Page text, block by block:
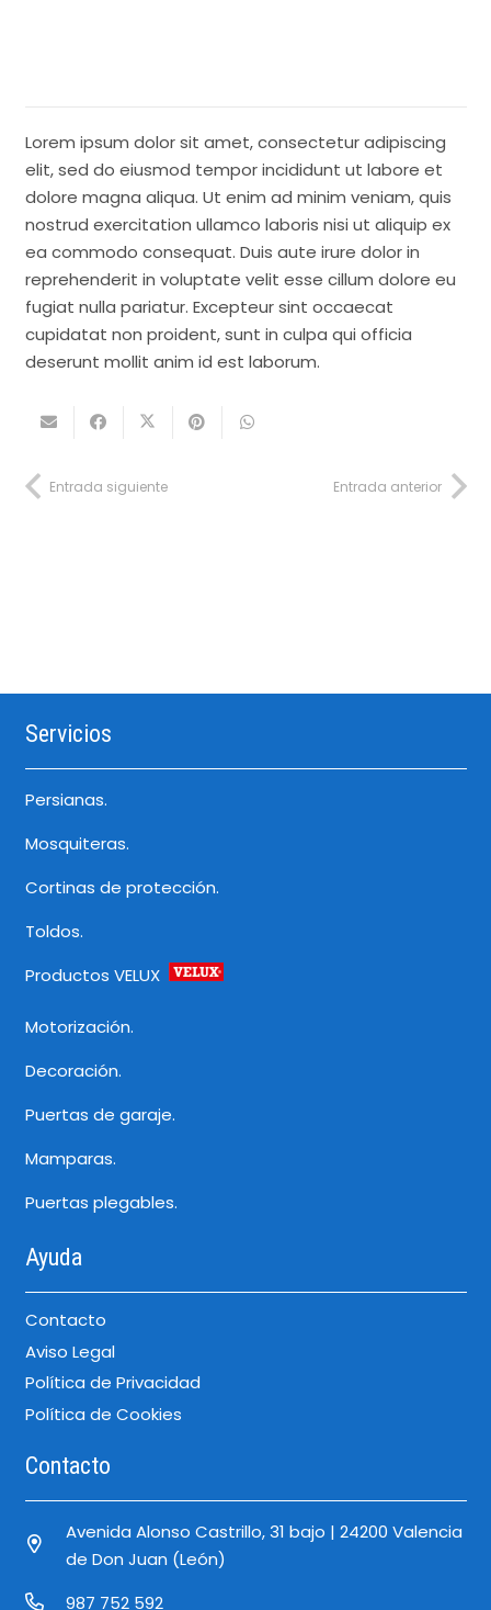
Lorem ipsum dolor sit amet, consectetur adipiscing
elit, sed do eiusmod tempor incididunt ut labore et
dolore magna aliqua. Ut enim ad minim veniam, quis
nostrud exercitation ullamco laboris nisi ut aliquip ex
ea commodo consequat. Duis aute irure dolor in
reprehenderit in voluptate velit esse cillum dolore eu
fugiat nulla pariatur. Excepteur sint occaecat
cupidatat non proident, sunt in culpa qui officia
deserunt mollit anim id est laborum.
Entrada siguiente Entrada anterior
Servicios
Persianas.
Mosquiteras.
Cortinas de protección.
Toldos.
Productos VELUX
Motorización.
Decoración.
Puertas de garaje.
Mamparas.
Puertas plegables.
Ayuda
Contacto
Aviso Legal
Política de Privacidad
Política de Cookies
Contacto
Avenida Alonso Castrillo, 31 bajo | 24200 Valencia
de Don Juan (León)
987 752 592